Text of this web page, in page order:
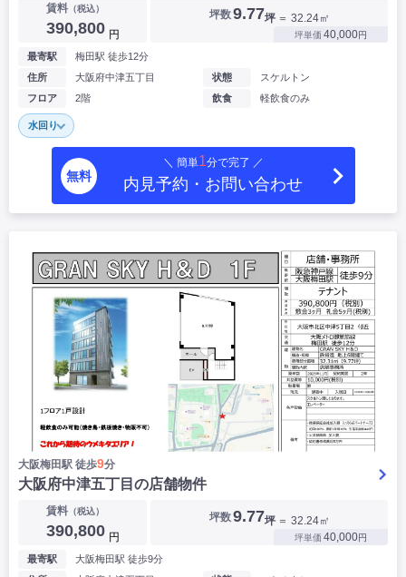
賃料（税込）
390,800 円
坪数9.77坪 ＝ 32.24㎡
坪単価 40,000円
最寄駅
梅田駅 徒歩12分
住所
大阪府中津五丁目
フロア
2階
状態
スケルトン
飲食
軽飲食のみ
水回り
無料
＼ 簡単1分で完了 ／
内見予約・お問い合わせ
大阪梅田駅 徒歩9分
大阪府中津五丁目の店舗物件
賃料（税込）
390,800 円
坪数9.77坪 ＝ 32.24㎡
坪単価 40,000円
最寄駅
大阪梅田駅 徒歩9分